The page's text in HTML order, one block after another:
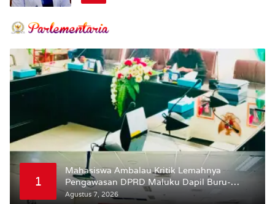
1
Mahasiswa Ambalau Kritik Lemahnya
Pengawasan DPRD Maluku Dapil Buru-
Bursel Terhadap Proses Perubahan Status
Agustus 7, 2026